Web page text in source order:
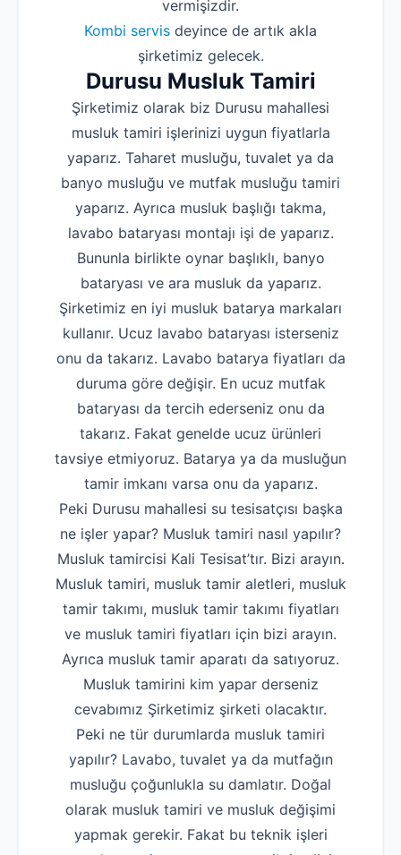
Robotla
vermişizdir.
Kombi servis deyince de artık akla
şirketimiz gelecek.
Durusu Musluk Tamiri
Şirketimiz olarak biz Durusu mahallesi
musluk tamiri işlerinizi uygun fiyatlarla
yaparız. Taharet musluğu, tuvalet ya da
banyo musluğu ve mutfak musluğu tamiri
yaparız. Ayrıca musluk başlığı takma,
lavabo bataryası montajı işi de yaparız.
Bununla birlikte oynar başlıklı, banyo
bataryası ve ara musluk da yaparız.
Şirketimiz en iyi musluk batarya markaları
kullanır. Ucuz lavabo bataryası isterseniz
onu da takarız. Lavabo batarya fiyatları da
duruma göre değişir. En ucuz mutfak
bataryası da tercih ederseniz onu da
takarız. Fakat genelde ucuz ürünleri
tavsiye etmiyoruz. Batarya ya da musluğun
tamir imkanı varsa onu da yaparız.
Peki Durusu mahallesi su tesisatçısı başka
ne işler yapar? Musluk tamiri nasıl yapılır?
Musluk tamircisi Kali Tesisat’tır. Bizi arayın.
Musluk tamiri, musluk tamir aletleri, musluk
tamir takımı, musluk tamir takımı fiyatları
ve musluk tamiri fiyatları için bizi arayın.
Ayrıca musluk tamir aparatı da satıyoruz.
Musluk tamirini kim yapar derseniz
cevabımız Şirketimiz şirketi olacaktır.
Peki ne tür durumlarda musluk tamiri
yapılır? Lavabo, tuvalet ya da mutfağın
musluğu çoğunlukla su damlatır. Doğal
olarak musluk tamiri ve musluk değişimi
yapmak gerekir. Fakat bu teknik işleri